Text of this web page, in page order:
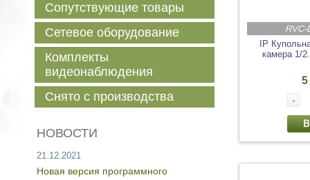
RVC-
IP
камера 1/
5
-
Сопутствующие товары
Сетевое оборудование
Комплекты
видеонаблюдения
Снято с производства
НОВОСТИ
21.12.2021
Новая версия программного